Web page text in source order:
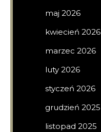
maj 2026
kwiecień 2026
marzec 2026
luty 2026
styczeń 2026
grudzień 2025
listopad 2025